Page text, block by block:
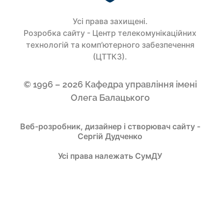
Усi права захищенi.
Розробка сайту - Центр телекомунікаційних
технологій та комп’ютерного забезпечення
(ЦТТКЗ).
© 1996 – 2026 Кафедра управління імені
Олега Балацького
Веб-розробник, дизайнер і створювач сайту -
Сергій Дудченко
Усі права належать СумДУ